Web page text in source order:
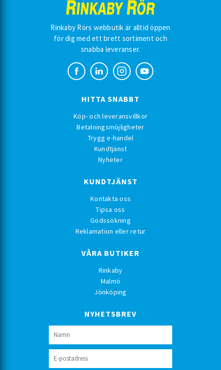
Rinkaby Rörs webbutik är alltid öppen
för dig med ett brett sortiment och
snabba leveranser.
HITTA SNABBT
Köp- och leveransvillkor
Betalningsmöjligheter
Trygg e-handel
Kundtjänst
Nyheter
KUNDTJÄNST
Kontakta oss
Tipsa oss
Godssökning
Reklamation eller retur
VÅRA BUTIKER
Rinkaby
Malmö
Jönköping
NYHETSBREV